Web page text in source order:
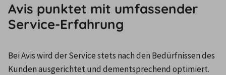
Avis punktet mit umfassender
Service-Erfahrung
Bei Avis wird der Service stets nach den Bedürfnissen des
Kunden ausgerichtet und dementsprechend optimiert.